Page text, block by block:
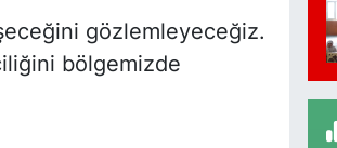
gözlemleyeceğiz.
bölgemizde